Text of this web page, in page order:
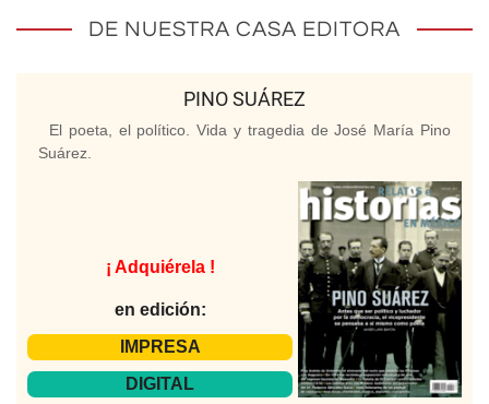
DE NUESTRA CASA EDITORA
PINO SUÁREZ
El poeta, el político. Vida y tragedia de José María Pino
Suárez.
¡ Adquiérela !
en edición:
IMPRESA
DIGITAL